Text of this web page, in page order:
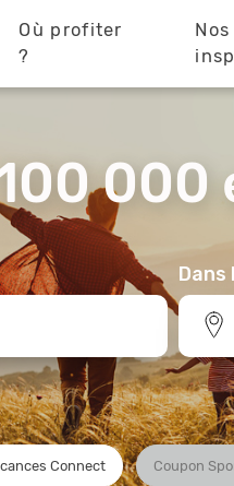
Où profiter
?
Nos
000
Dans
Connect Coupon